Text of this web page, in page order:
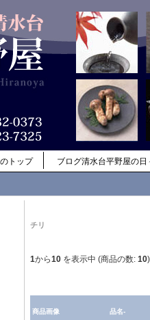
トップ ブログ清水台平野屋の日
チリ
1から10 を表示中 (商品の数: 10)
商品画像 品名-